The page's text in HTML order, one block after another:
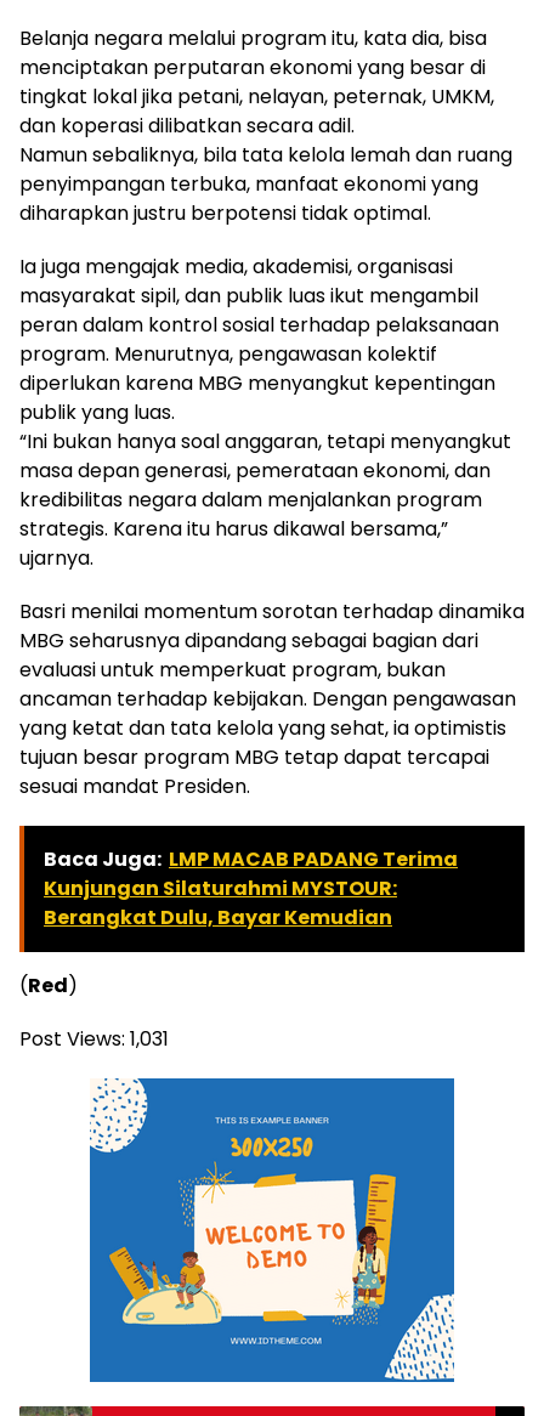
Belanja negara melalui program itu, kata dia, bisa
menciptakan perputaran ekonomi yang besar di
tingkat lokal jika petani, nelayan, peternak, UMKM,
dan koperasi dilibatkan secara adil.
Namun sebaliknya, bila tata kelola lemah dan ruang
penyimpangan terbuka, manfaat ekonomi yang
diharapkan justru berpotensi tidak optimal.
Ia juga mengajak media, akademisi, organisasi
masyarakat sipil, dan publik luas ikut mengambil
peran dalam kontrol sosial terhadap pelaksanaan
program. Menurutnya, pengawasan kolektif
diperlukan karena MBG menyangkut kepentingan
publik yang luas.
“Ini bukan hanya soal anggaran, tetapi menyangkut
masa depan generasi, pemerataan ekonomi, dan
kredibilitas negara dalam menjalankan program
strategis. Karena itu harus dikawal bersama,”
ujarnya.
Basri menilai momentum sorotan terhadap dinamika
MBG seharusnya dipandang sebagai bagian dari
evaluasi untuk memperkuat program, bukan
ancaman terhadap kebijakan. Dengan pengawasan
yang ketat dan tata kelola yang sehat, ia optimistis
tujuan besar program MBG tetap dapat tercapai
sesuai mandat Presiden.
Baca Juga: LMP MACAB PADANG Terima
Kunjungan Silaturahmi MYSTOUR:
Berangkat Dulu, Bayar Kemudian
(Red)
Post Views: 1,031